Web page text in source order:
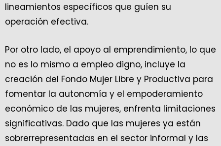
lineamientos específicos que guíen su
operación efectiva.
Por otro lado, el apoyo al emprendimiento, lo que
no es lo mismo a empleo digno, incluye la
creación del Fondo Mujer Libre y Productiva para
fomentar la autonomía y el empoderamiento
económico de las mujeres, enfrenta limitaciones
significativas. Dado que las mujeres ya están
sobrerrepresentadas en el sector informal y las